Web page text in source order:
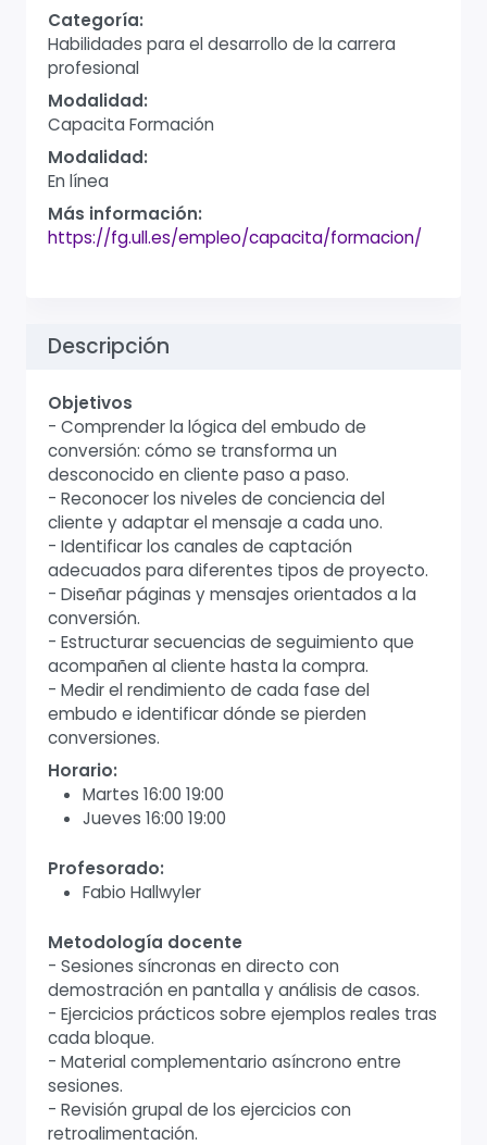
Categoría:
Habilidades para el desarrollo de la carrera
profesional
Modalidad:
Capacita Formación
Modalidad:
En línea
Más información:
https://fg.ull.es/empleo/capacita/formacion/
Descripción
Objetivos
- Comprender la lógica del embudo de
conversión: cómo se transforma un
desconocido en cliente paso a paso.
- Reconocer los niveles de conciencia del
cliente y adaptar el mensaje a cada uno.
- Identificar los canales de captación
adecuados para diferentes tipos de proyecto.
- Diseñar páginas y mensajes orientados a la
conversión.
- Estructurar secuencias de seguimiento que
acompañen al cliente hasta la compra.
- Medir el rendimiento de cada fase del
embudo e identificar dónde se pierden
conversiones.
Horario:
Martes 16:00 19:00
Jueves 16:00 19:00
Profesorado:
Fabio Hallwyler
Metodología docente
- Sesiones síncronas en directo con
demostración en pantalla y análisis de casos.
- Ejercicios prácticos sobre ejemplos reales tras
cada bloque.
- Material complementario asíncrono entre
sesiones.
- Revisión grupal de los ejercicios con
retroalimentación.